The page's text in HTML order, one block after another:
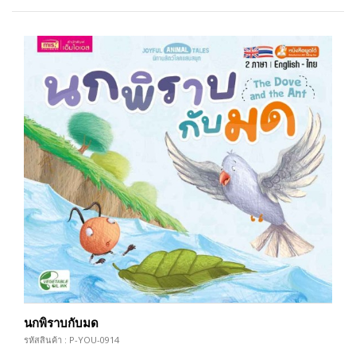
นกพิราบกับมด
รหัสสินค้า : P-YOU-0914